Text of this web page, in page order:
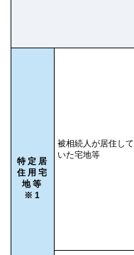
特定居
住用宅
地等
※1
被相続人が居住して
いた宅地等